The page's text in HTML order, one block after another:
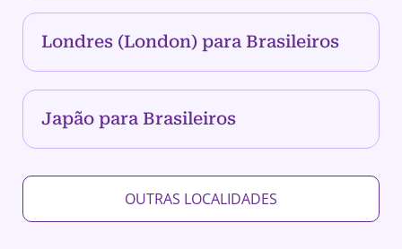
Londres (London) para Brasileiros
Japão para Brasileiros
OUTRAS LOCALIDADES